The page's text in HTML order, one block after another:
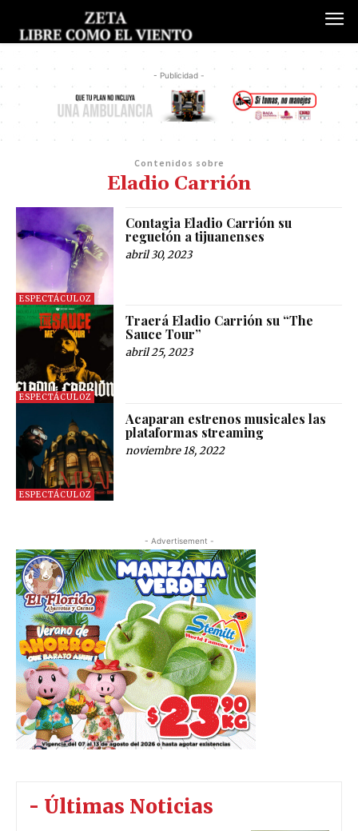
- Publicidad -
Contenidos sobre
Eladio Carrión
ESPECTÁCULOZ
Contagia Eladio Carrión su
reguetón a tijuanenses
abril 30, 2023
ESPECTÁCULOZ
Traerá Eladio Carrión su “The
Sauce Tour”
abril 25, 2023
ESPECTÁCULOZ
Acaparan estrenos musicales las
plataformas streaming
noviembre 18, 2022
- Advertisement -
- Últimas Noticias